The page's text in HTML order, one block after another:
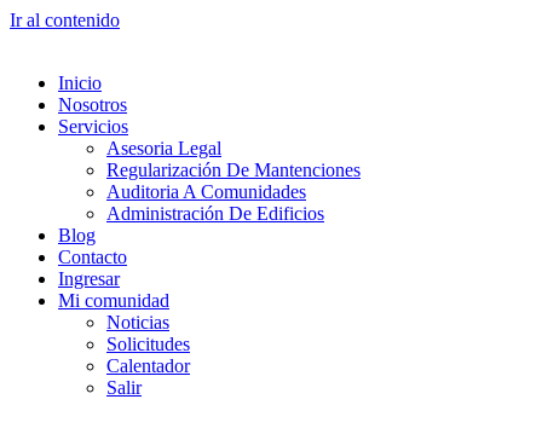
Ir al contenido
Inicio
Nosotros
Servicios
Asesoria Legal
Regularización De Mantenciones
Auditoria A Comunidades
Administración De Edificios
Blog
Contacto
Ingresar
Mi comunidad
Noticias
Solicitudes
Calentador
Salir